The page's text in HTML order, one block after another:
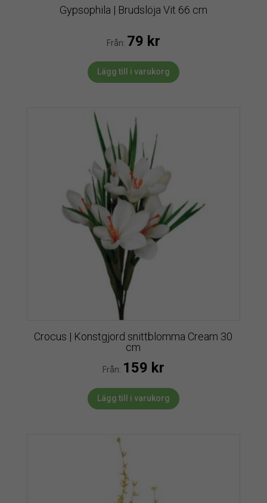
Gypsophila | Brudslöja Vit 66 cm
Från: 79 kr
Lägg till i varukorg
Crocus | Konstgjord snittblomma Cream 30
cm
Från: 159 kr
Lägg till i varukorg